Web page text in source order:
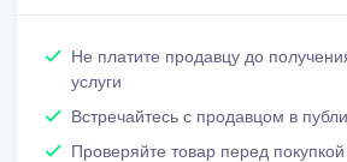
Не платите продавцу до
услуги
Встречайтесь с продавцом в
Проверяйте товар перед покупкой